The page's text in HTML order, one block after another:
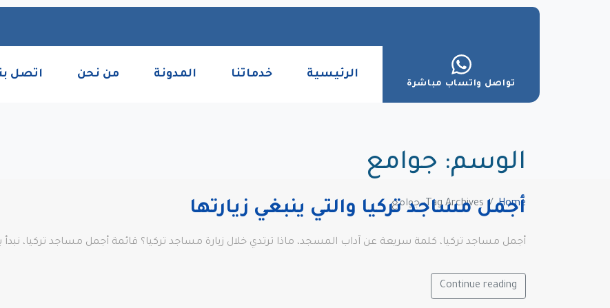
تواصل واتساب مباشرة
الرئيسية خدماتنا المدونة من نحن اتصل
الوسم: جوامع
Home Tag Archives: جوامع
أجمل مساجد تركيا والتي ينبغي زيارتها
أجمل مساجد تركيا، كلمة سريعة عن آداب المسجد، ماذا ترتدي خلال زيارة مساجد تركيا؟ قائمة أجمل مساجد تركيا،
Continue reading